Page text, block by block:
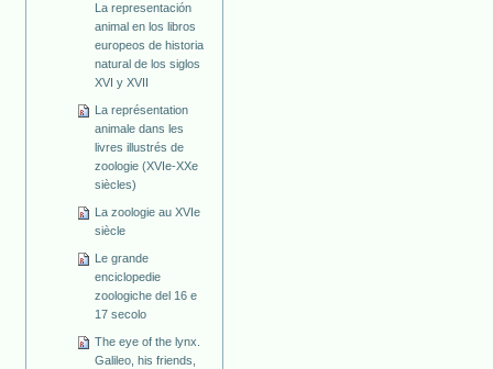
La representación
animal en los libros
europeos de historia
natural de los siglos
XVI y XVII
La représentation
animale dans les
livres illustrés de
zoologie (XVIe-XXe
siècles)
La zoologie au XVIe
siècle
Le grande
enciclopedie
zoologiche del 16 e
17 secolo
The eye of the lynx.
Galileo, his friends,